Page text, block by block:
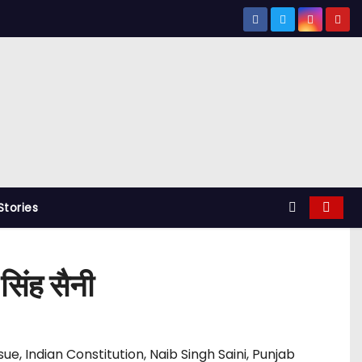
सैनी
, Indian Constitution, Naib Singh Saini, Punjab